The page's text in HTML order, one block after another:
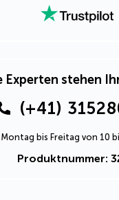
Experten stehen
(+41)
Montag bis Freitag von 10
Produktnummer: